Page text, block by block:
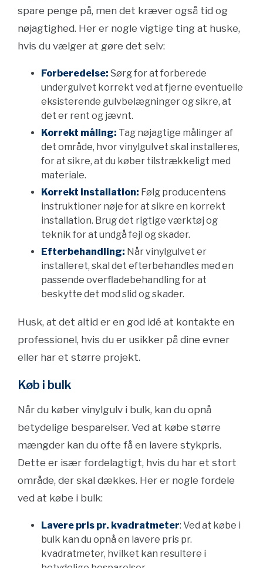
spare penge på, men det kræver også tid og
nøjagtighed. Her er nogle vigtige ting at huske,
hvis du vælger at gøre det selv:
Forberedelse: Sørg for at forberede
undergulvet korrekt ved at fjerne eventuelle
eksisterende gulvbelægninger og sikre, at
det er rent og jævnt.
Korrekt måling: Tag nøjagtige målinger af
det område, hvor vinylgulvet skal installeres,
for at sikre, at du køber tilstrækkeligt med
materiale.
Korrekt installation: Følg producentens
instruktioner nøje for at sikre en korrekt
installation. Brug det rigtige værktøj og
teknik for at undgå fejl og skader.
Efterbehandling: Når vinylgulvet er
installeret, skal det efterbehandles med en
passende overfladebehandling for at
beskytte det mod slid og skader.
Husk, at det altid er en god idé at kontakte en
professionel, hvis du er usikker på dine evner
eller har et større projekt.
Køb i bulk
Når du køber vinylgulv i bulk, kan du opnå
betydelige besparelser. Ved at købe større
mængder kan du ofte få en lavere stykpris.
Dette er især fordelagtigt, hvis du har et stort
område, der skal dækkes. Her er nogle fordele
ved at købe i bulk:
Lavere pris pr. kvadratmeter: Ved at købe i
bulk kan du opnå en lavere pris pr.
kvadratmeter, hvilket kan resultere i